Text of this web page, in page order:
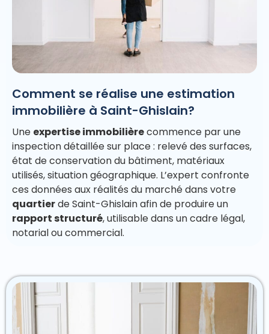
Comment se réalise une estimation
immobilière à Saint-Ghislain?
Une expertise immobilièrecommence par une
inspection détaillée sur place : relevé des surfaces,
état de conservation du bâtiment, matériaux
utilisés, situation géographique. L’expert confronte
ces données aux réalités du marché dans votre
quartierde Saint-Ghislain afin de produire un
rapport structuré, utilisable dans un cadre légal,
notarial ou commercial.